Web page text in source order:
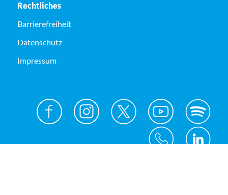
Rechtliches
Barrierefreiheit
Datenschutz
Impressum